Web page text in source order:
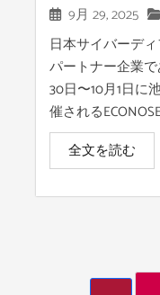
9月 29, 2025
日本サイバーデ
パートナー企業で
30日〜10月1日に
催される
全文を読む